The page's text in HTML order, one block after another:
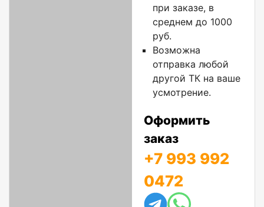
при заказе, в
среднем до 1000
руб.
Возможна
отправка любой
другой ТК на ваше
усмотрение.
Оформить
заказ
+7 993 992
0472